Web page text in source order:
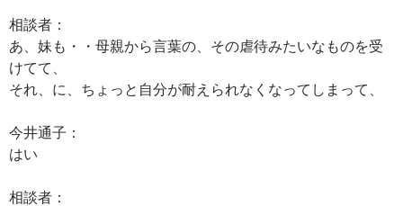
相談者：
あ、妹も・・母親から言葉の、その虐待みたいなものを受
けてて、
それ、に、ちょっと自分が耐えられなくなってしまって、
今井通子：
はい
相談者：